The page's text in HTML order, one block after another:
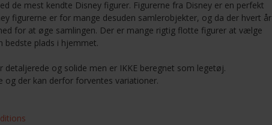
de mest kendte Disney figurer. Figurerne fra Disney er en perfekt
figurerne er for mange desuden samlerobjekter, og da der hvert år
for at øge samlingen. Der er mange rigtig flotte figurer at vælge
bedste plads i hjemmet.
detaljerede og solide men er IKKE beregnet som legetøj.
og der kan derfor forventes variationer.